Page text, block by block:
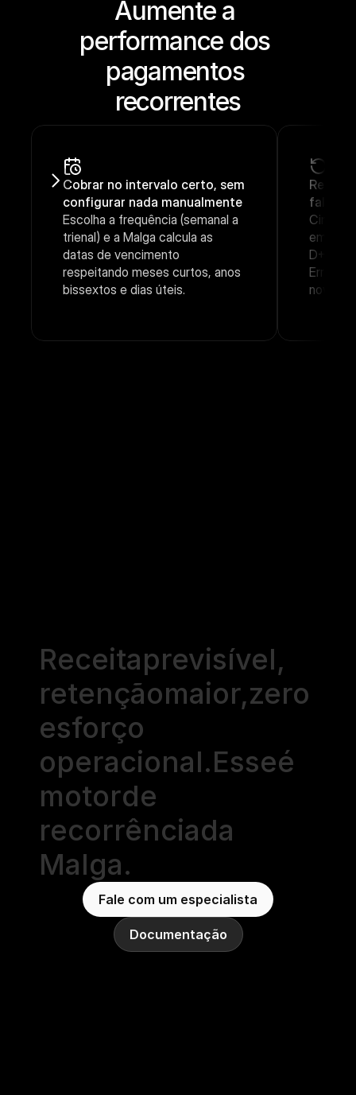
Aumente a
performance dos
pagamentos
recorrentes
Cobrar no intervalo certo, sem
configurar nada manualmente
Escolha a frequência (semanal a
trienal) e a Malga calcula as
datas de vencimento
respeitando meses curtos, anos
bissextos e dias úteis.
Cinco
em
D+16),
Erros
novas
Receitaprevisível,
retençãomaior,zero
esforço
operacional.Esseé
motorde
recorrênciada
Malga.
Fale com um especialista
Documentação